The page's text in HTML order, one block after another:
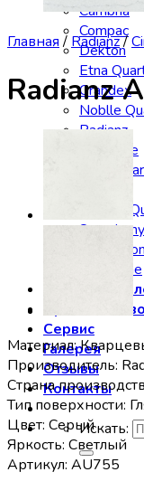
Cambria
Compac
Dekton
Etna
Grandex
Noblle
Radianz
Silestone
Stratos
Symphony
Vicostone
Заказать
Производство
Сервис
Галерея
Отзывы
Контакты
Искать:
Главная / Radianz/
Radianz
Материал:
Производитель:
Страна
Тип поверхности:
Цвет: Серый
Яркость: Светлый
Артикул: AU755